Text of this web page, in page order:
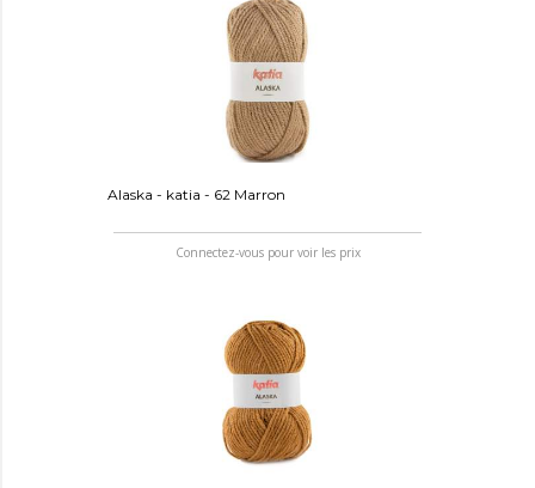
Alaska - katia - 62 Marron
Connectez-vous pour voir les prix